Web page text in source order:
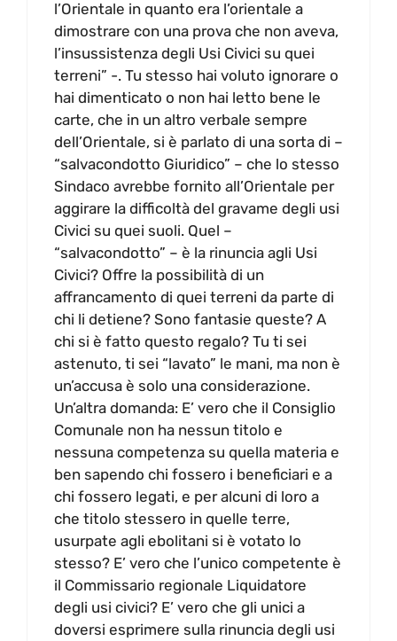
l’Orientale in quanto era l’orientale a
dimostrare con una prova che non aveva,
l’insussistenza degli Usi Civici su quei
terreni” -. Tu stesso hai voluto ignorare o
hai dimenticato o non hai letto bene le
carte, che in un altro verbale sempre
dell’Orientale, si è parlato di una sorta di –
“salvacondotto Giuridico” – che lo stesso
Sindaco avrebbe fornito all’Orientale per
aggirare la difficoltà del gravame degli usi
Civici su quei suoli. Quel –
“salvacondotto” – è la rinuncia agli Usi
Civici? Offre la possibilità di un
affrancamento di quei terreni da parte di
chi li detiene? Sono fantasie queste? A
chi si è fatto questo regalo? Tu ti sei
astenuto, ti sei “lavato” le mani, ma non è
un’accusa è solo una considerazione.
Un’altra domanda: E’ vero che il Consiglio
Comunale non ha nessun titolo e
nessuna competenza su quella materia e
ben sapendo chi fossero i beneficiari e a
chi fossero legati, e per alcuni di loro a
che titolo stessero in quelle terre,
usurpate agli ebolitani si è votato lo
stesso? E’ vero che l’unico competente è
il Commissario regionale Liquidatore
degli usi civici? E’ vero che gli unici a
doversi esprimere sulla rinuncia degli usi